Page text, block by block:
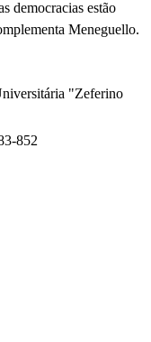
democracias estão
Meneguello.
"Zeferino
852